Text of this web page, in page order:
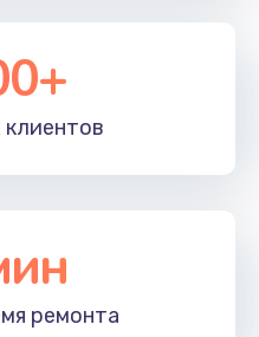
Panasonic
клиентов
ремонта